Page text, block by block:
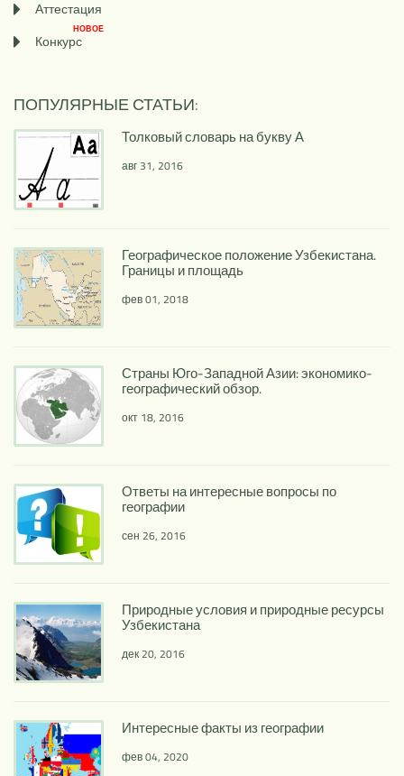
Аттестация
Конкурс
НОВОЕ
ПОПУЛЯРНЫЕ СТАТЬИ:
Толковый словарь на букву А
авг 31, 2016
Географическое положение Узбекистана.
Границы и площадь
фев 01, 2018
Страны Юго-Западной Азии: экономико-
географический обзор.
окт 18, 2016
Ответы на интересные вопросы по
географии
сен 26, 2016
Природные условия и природные ресурсы
Узбекистана
дек 20, 2016
Интересные факты из географии
фев 04, 2020